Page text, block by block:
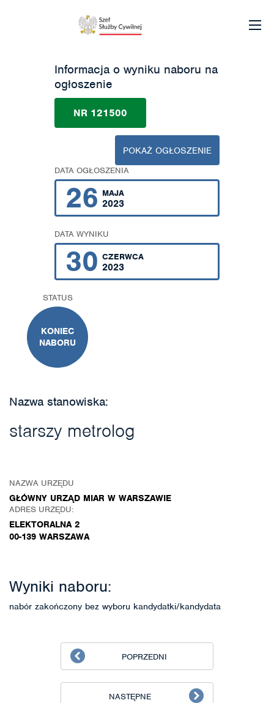
Informacja o wyniku naboru na
ogłoszenie
NR 121500
POKAŻ OGŁOSZENIE
DATA OGŁOSZENIA
26 MAJA
2023
DATA WYNIKU
30 CZERWCA
2023
STATUS
KONIEC
NABORU
Nazwa stanowiska:
starszy metrolog
NAZWA URZĘDU
GŁÓWNY URZĄD MIAR W WARSZAWIE
ADRES URZĘDU:
ELEKTORALNA 2
00-139 WARSZAWA
Wyniki naboru:
nabór zakończony bez wyboru kandydatki/kandydata
POPRZEDNI
NASTĘPNE